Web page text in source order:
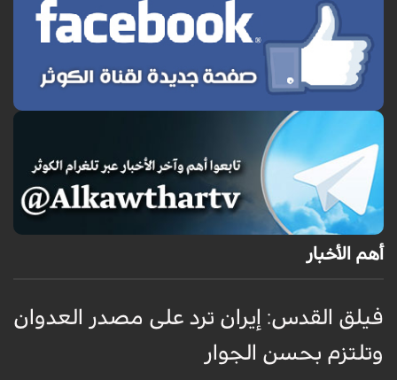
أهم الأخبار
فيلق القدس: إيران ترد على مصدر العدوان
وتلتزم بحسن الجوار